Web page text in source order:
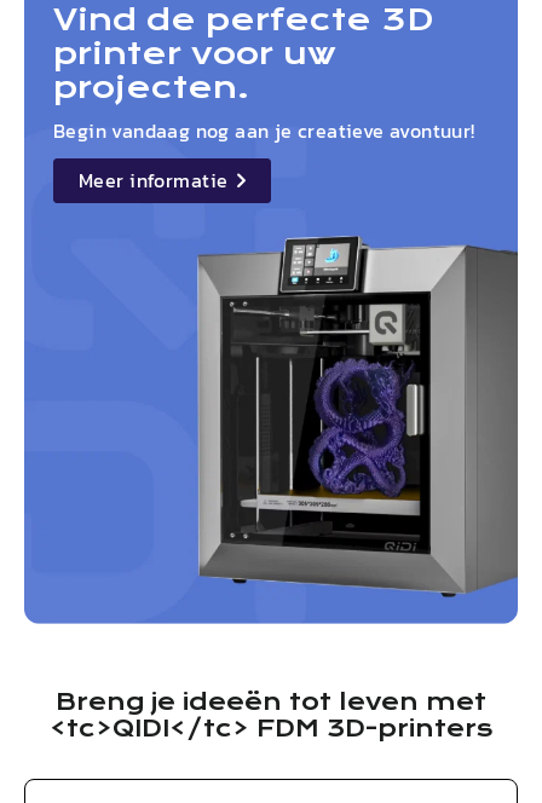
Vind de perfecte 3D
printer voor uw
projecten.
Begin vandaag nog aan je creatieve avontuur!
details
Meer informatie
Breng je ideeën tot leven met
<tc>QIDI</tc> FDM 3D-printers